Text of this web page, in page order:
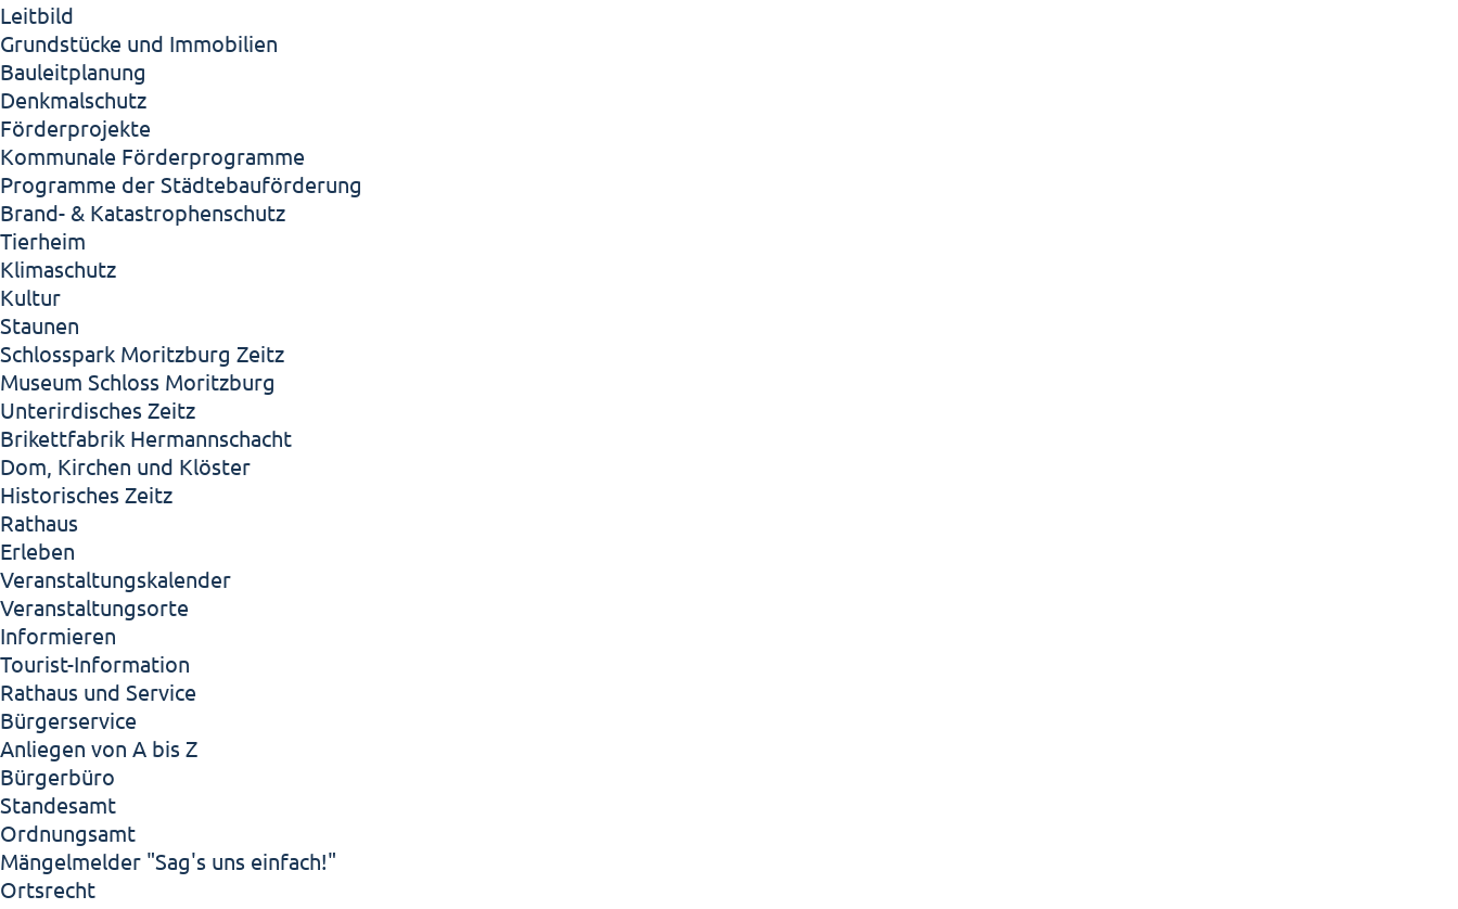
Leitbild
Grundstücke und Immobilien
Bauleitplanung
Denkmalschutz
Förderprojekte
Kommunale Förderprogramme
Programme der Städtebauförderung
Brand- & Katastrophenschutz
Tierheim
Klimaschutz
Kultur
Staunen
Schlosspark Moritzburg Zeitz
Museum Schloss Moritzburg
Unterirdisches Zeitz
Brikettfabrik Hermannschacht
Dom, Kirchen und Klöster
Historisches Zeitz
Rathaus
Erleben
Veranstaltungskalender
Veranstaltungsorte
Informieren
Tourist-Information
Rathaus und Service
Bürgerservice
Anliegen von A bis Z
Bürgerbüro
Standesamt
Ordnungsamt
Mängelmelder "Sag's uns einfach!"
Ortsrecht